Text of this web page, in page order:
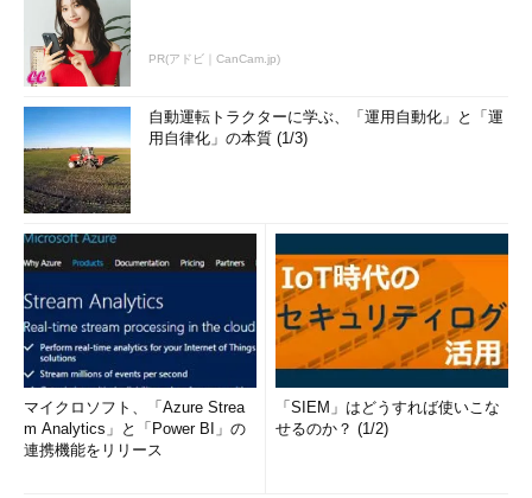
「Microsoft Edge」に永遠のお別れを
WindowsのSMB v3はSMB v2より新しいが、SMB v3は
SMB2である
誰も知らなかった、これからも知られることがない、
Windows Updateの「幻のオプション」とは
スタートメニューからのワンクリックで「Office」アプリ
の更新とバージョンを確認する方法
「Scregedit.exe」の謎を追え！
Windows Updateの設定権限を「Sconfig」に取り戻せ
（Windows Serverの話）
Windows 10 Homeだってできるもん――Homeエディショ
ンでも「できること／できないこと」まとめ
Chromium版Edgeってホントに自動更新されているの？
心配なので見える化して検証
PR(アドビ｜CanCam.jp)
自動運転トラクターに学ぶ、「運用自動化」と「運
用自律化」の本質 (1/3)
マイクロソフト、「Azure Strea
m Analytics」と「Power BI」の
連携機能をリリース
「SIEM」はどうすれば使いこな
せるのか？ (1/2)